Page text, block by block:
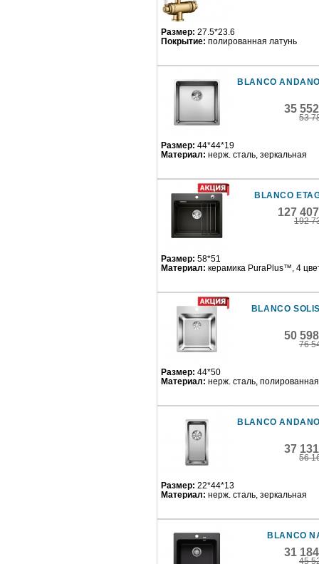
Размер: 27.5*23.6
Покрытие: полированная латунь
BLANCO
35
53
Размер: 44*44*19
Материал: нерж. сталь, зеркальная
BLANCO
127
192
Размер: 58*51
Материал: керамика PuraPlus™, 4
BLANCO
50
76
Размер: 44*50
Материал: нерж. сталь, полированная
BLANCO
37
56
Размер: 22*44*13
Материал: нерж. сталь, зеркальная
BLANCO
31
45